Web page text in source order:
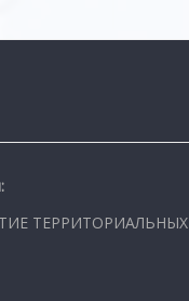
ТЕРРИТОРИАЛЬНЫХ